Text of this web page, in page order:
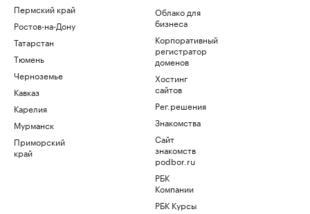
Пермский край
Ростов-на-Дону
Татарстан
Тюмень
Черноземье
Кавказ
Карелия
Мурманск
Приморский
край
Облако для
бизнеса
Корпоративный
регистратор
доменов
Хостинг
сайтов
Рег.решения
Знакомства
Сайт
знакомств
podbor.ru
РБК
Компании
РБК Курсы